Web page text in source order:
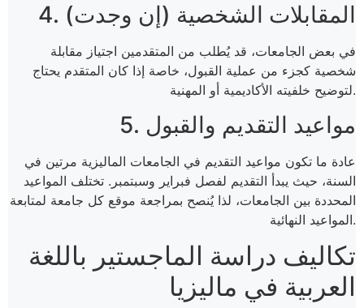
4. المقابلات الشخصية (إن وجدت)
في بعض الجامعات، قد يُطلب من المتقدمين اجتياز مقابلة
شخصية كجزء من عملية القبول، خاصة إذا كان المتقدم يحتاج
لتوضيح خلفيته الأكاديمية أو المهنية.
5. مواعيد التقديم والقبول
عادة ما تكون مواعيد التقديم في الجامعات الماليزية مرتين في
السنة، حيث يبدأ التقديم لفصل فبراير وسبتمبر. تختلف المواعيد
المحددة بين الجامعات، لذا يُنصح بمراجعة موقع كل جامعة لمتابعة
المواعيد النهائية.
تكاليف دراسة الماجستير باللغة
العربية في ماليزيا